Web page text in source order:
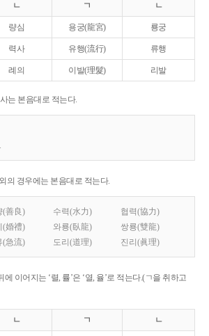
ㄴ ㄱ ㄴ
량심 용궁(龍宮) 룡궁
력사 유행(流行) 류행
례의 이발(理髮) 리발
는 본음대로 적는다.
의 경우에는 본음대로 적는다.
(善良) 수력(水力)
협력(協力)
(婚禮) 와룡(臥龍)
쌍룡(雙龍)
(急流) 도리(道理) 진리(眞理)
에 이어지는 ‘렬, 률’은 ‘열, 율’로 적는다.(ㄱ을 취하고
ㄴ ㄱ ㄴ